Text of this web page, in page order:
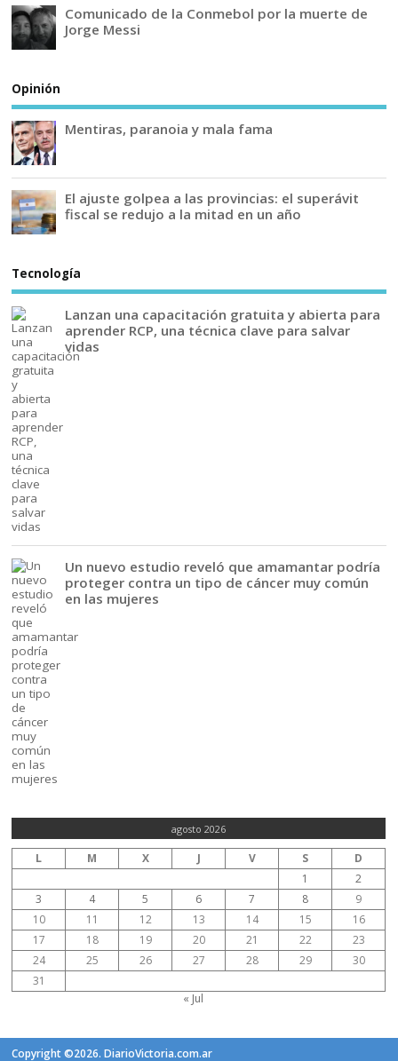
Comunicado de la Conmebol por la muerte de
Jorge Messi
Opinión
Mentiras, paranoia y mala fama
El ajuste golpea a las provincias: el superávit
fiscal se redujo a la mitad en un año
Tecnología
Lanzan una capacitación gratuita y abierta para
aprender RCP, una técnica clave para salvar
vidas
Un nuevo estudio reveló que amamantar podría
proteger contra un tipo de cáncer muy común
en las mujeres
agosto 2026
L M X J V S
D
1
2
3
4 5 6 7 8
9
10
11 12 13 14 15
16
17
18 19 20 21 22
23
24
25 26 27 28 29
30
31
« Jul
Copyright ©2026. DiarioVictoria.com.ar